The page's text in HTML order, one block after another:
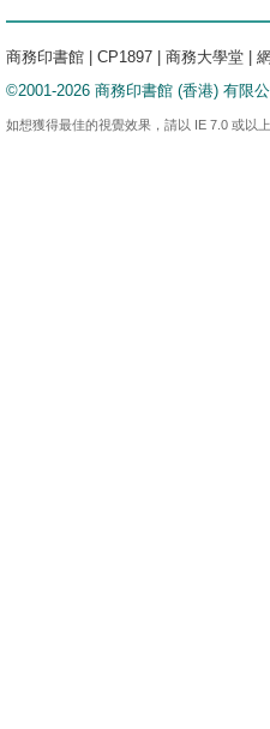
商務印書館 CP1897 商務大學堂
©2001-2026 商務印書館 (香港) 有限
如想獲得最佳的視覺效果，請以 IE 7.0 或以